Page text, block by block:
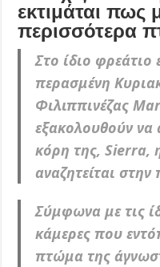
εκτιμάται πως
περισσότερα
Στο ίδιο φρεάτιο
περασμένη
Φιλιππινέζας
εξακολουθούν να
κόρη της, Sierra,
αναζητείται
Σύμφωνα με τις
κάμερες που
πτώμα της